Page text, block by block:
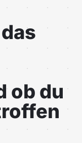
ob du